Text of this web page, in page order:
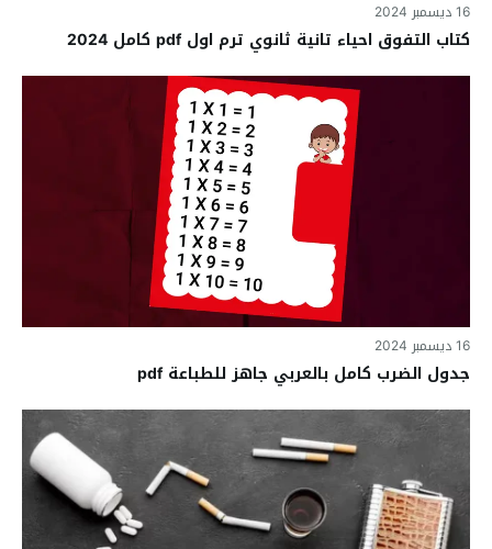
16 ديسمبر 2024
كتاب التفوق احياء تانية ثانوي ترم اول pdf كامل 2024
16 ديسمبر 2024
جدول الضرب كامل بالعربي جاهز للطباعة pdf